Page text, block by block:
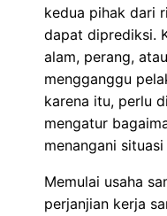
kedua pihak dari
dapat diprediksi.
alam, perang,
mengganggu
karena itu, perlu
mengatur
menangani
Memulai usaha
perjanjian kerja